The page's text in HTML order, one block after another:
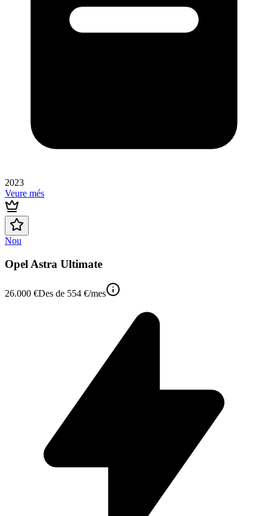
2023
Veure més
Nou
Opel Astra Ultimate
26.000 €Des de 554 €/mes